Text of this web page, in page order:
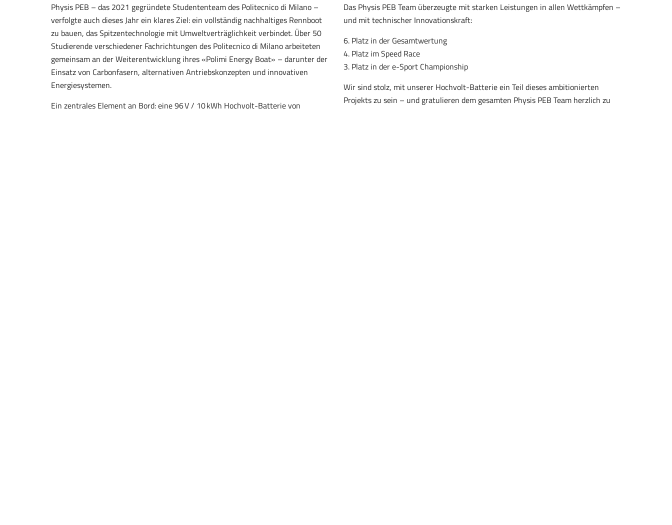
Physis PEB – das 2021 gegründete Studententeam des Politecnico di Milano –
verfolgte auch dieses Jahr ein klares Ziel: ein vollständig nachhaltiges Rennboot
zu bauen, das Spitzentechnologie mit Umweltverträglichkeit verbindet. Über 50
Studierende verschiedener Fachrichtungen des Politecnico di Milano arbeiteten
gemeinsam an der Weiterentwicklung ihres «Polimi Energy Boat» – darunter der
Einsatz von Carbonfasern, alternativen Antriebskonzepten und innovativen
Energiesystemen.
Ein zentrales Element an Bord: eine 96 V / 10 kWh Hochvolt-Batterie von
Das Physis PEB Team überzeugte mit starken Leistungen in allen Wettkämpfen –
und mit technischer Innovationskraft:
6. Platz in der Gesamtwertung
4. Platz im Speed Race
3. Platz in der e-Sport Championship
Wir sind stolz, mit unserer Hochvolt-Batterie ein Teil dieses ambitionierten
Projekts zu sein – und gratulieren dem gesamten Physis PEB Team herzlich zu